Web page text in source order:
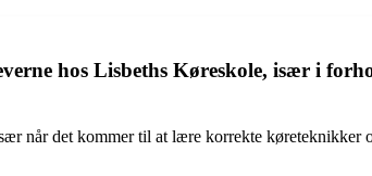
hos Lisbeths Køreskole, især i
når det kommer til at lære korrekte